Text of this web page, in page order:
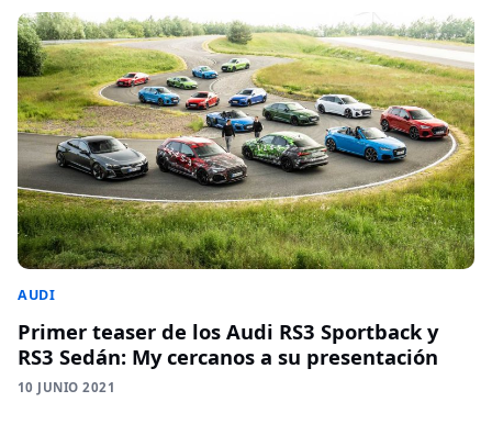
AUDI
Primer teaser de los Audi RS3 Sportback y
RS3 Sedán: My cercanos a su presentación
10 JUNIO 2021